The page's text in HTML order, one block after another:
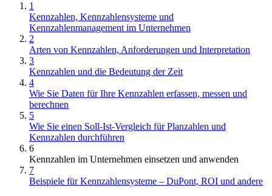
1
Kennzahlen, Kennzahlensysteme und
Kennzahlenmanagement im Unternehmen
2
Arten von Kennzahlen, Anforderungen und Interpretation
3
Kennzahlen und die Bedeutung der Zeit
4
Wie Sie Daten für Ihre Kennzahlen erfassen, messen und
berechnen
5
Wie Sie einen Soll-Ist-Vergleich für Planzahlen und
Kennzahlen durchführen
6
Kennzahlen im Unternehmen einsetzen und anwenden
7
Beispiele für Kennzahlensysteme – DuPont, ROI und andere